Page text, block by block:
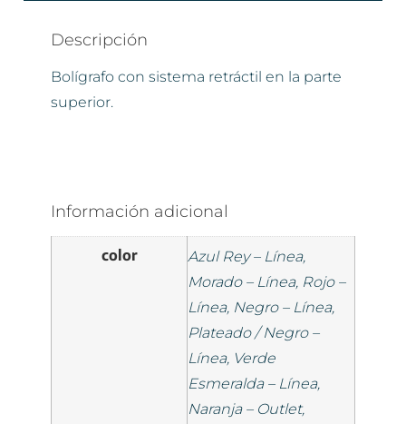
Descripción
Bolígrafo con sistema retráctil en la parte
superior.
Información adicional
color
Azul Rey – Línea,
Morado – Línea, Rojo –
Línea, Negro – Línea,
Plateado / Negro –
Línea, Verde
Esmeralda – Línea,
Naranja – Outlet,